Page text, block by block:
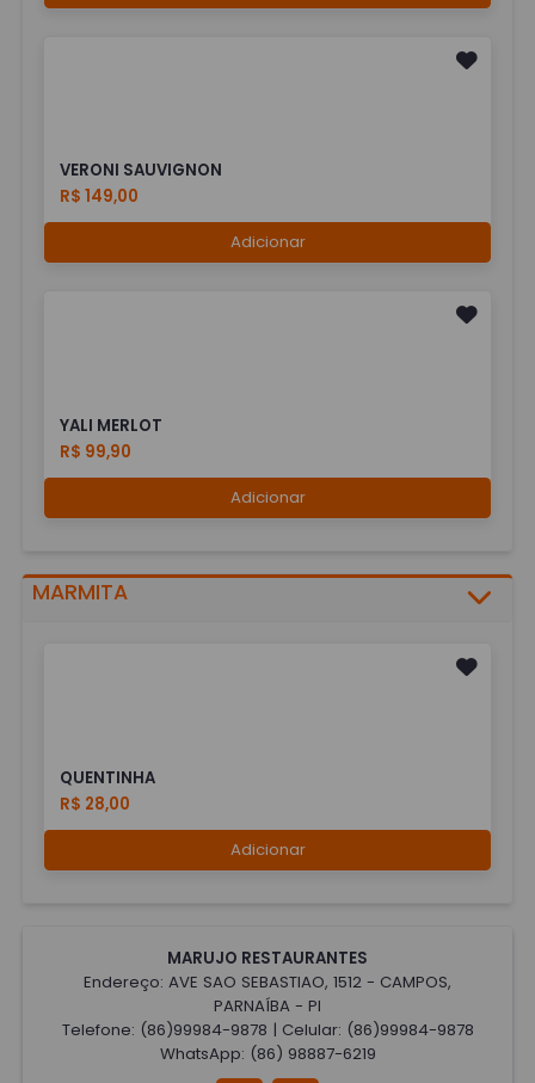
VERONI SAUVIGNON
R$ 149,00
Adicionar
YALI MERLOT
R$ 99,90
Adicionar
MARMITA
QUENTINHA
R$ 28,00
Adicionar
MARUJO RESTAURANTES
Endereço: AVE SAO SEBASTIAO, 1512 - CAMPOS,
PARNAÍBA - PI
Telefone: (86)99984-9878 | Celular: (86)99984-9878
WhatsApp: (86) 98887-6219